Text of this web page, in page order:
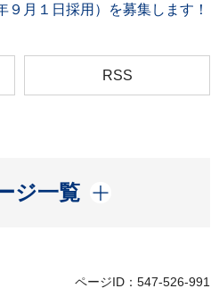
９月１日採用）を募集します！
RSS
ジ一覧
開く
ページID：547-526-991